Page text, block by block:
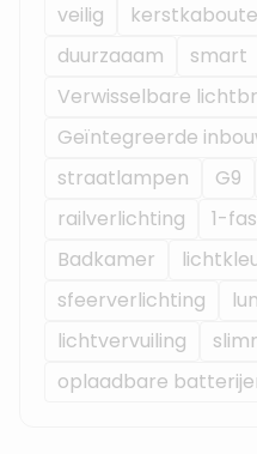
veilig
duurzaaam
smart
Verwisselbare
Geïntegreerde
straatlampen
G9
railverlichting
1-
Badkamer
sfeerverlichting
lichtvervuiling
oplaadbare